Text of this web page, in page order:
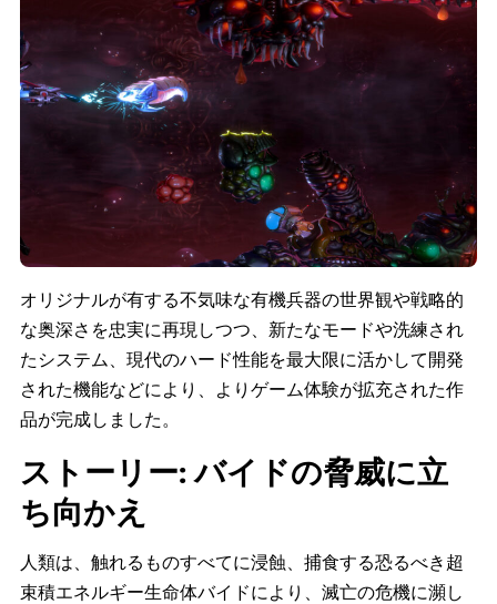
オリジナルが有する不気味な有機兵器の世界観や戦略的
な奥深さを忠実に再現しつつ、新たなモードや洗練され
たシステム、現代のハード性能を最大限に活かして開発
された機能などにより、よりゲーム体験が拡充された作
品が完成しました。
ストーリー: バイドの脅威に立
ち向かえ
人類は、触れるものすべてに浸蝕、捕食する恐るべき超
束積エネルギー生命体バイドにより、滅亡の危機に瀕し